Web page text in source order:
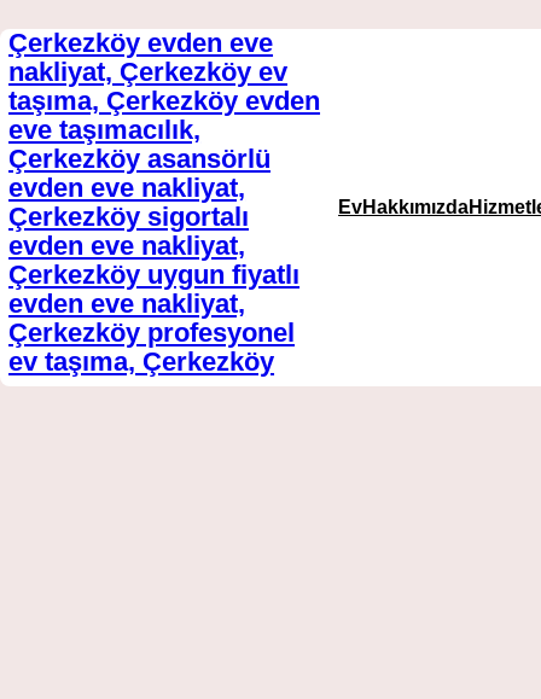
İçeriğe
geç
Çerkezköy evden eve
nakliyat, Çerkezköy ev
taşıma, Çerkezköy evden
eve taşımacılık,
Çerkezköy asansörlü
evden eve nakliyat,
Çerkezköy sigortalı
evden eve nakliyat,
Çerkezköy uygun fiyatlı
evden eve nakliyat,
Çerkezköy profesyonel
ev taşıma, Çerkezköy
EvHakkımızda